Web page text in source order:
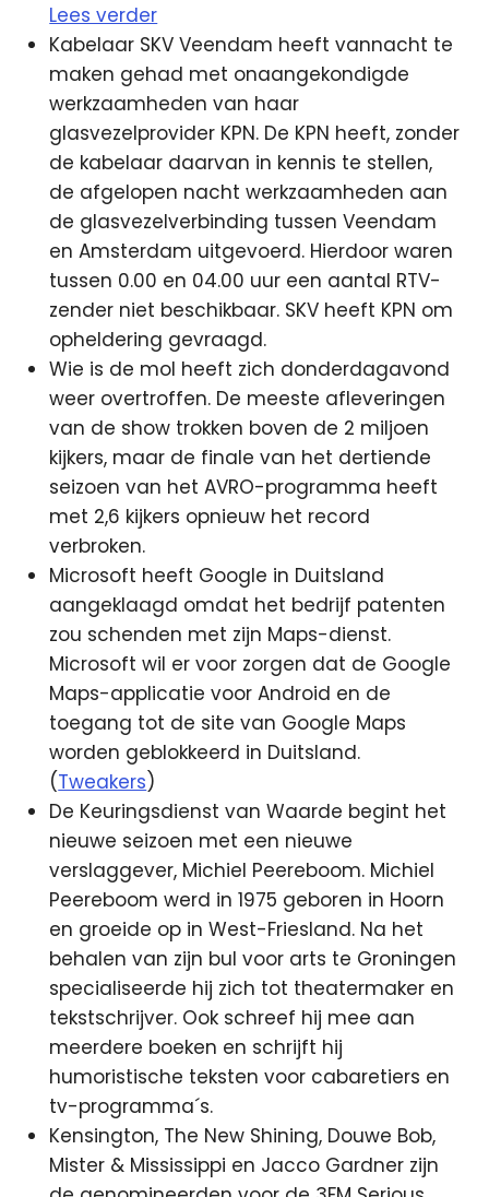
Lees verder
Kabelaar SKV Veendam heeft vannacht te
maken gehad met onaangekondigde
werkzaamheden van haar
glasvezelprovider KPN. De KPN heeft, zonder
de kabelaar daarvan in kennis te stellen,
de afgelopen nacht werkzaamheden aan
de glasvezelverbinding tussen Veendam
en Amsterdam uitgevoerd. Hierdoor waren
tussen 0.00 en 04.00 uur een aantal RTV-
zender niet beschikbaar. SKV heeft KPN om
opheldering gevraagd.
Wie is de mol heeft zich donderdagavond
weer overtroffen. De meeste afleveringen
van de show trokken boven de 2 miljoen
kijkers, maar de finale van het dertiende
seizoen van het AVRO-programma heeft
met 2,6 kijkers opnieuw het record
verbroken.
Microsoft heeft Google in Duitsland
aangeklaagd omdat het bedrijf patenten
zou schenden met zijn Maps-dienst.
Microsoft wil er voor zorgen dat de Google
Maps-applicatie voor Android en de
toegang tot de site van Google Maps
worden geblokkeerd in Duitsland.
(Tweakers)
De Keuringsdienst van Waarde begint het
nieuwe seizoen met een nieuwe
verslaggever, Michiel Peereboom. Michiel
Peereboom werd in 1975 geboren in Hoorn
en groeide op in West-Friesland. Na het
behalen van zijn bul voor arts te Groningen
specialiseerde hij zich tot theatermaker en
tekstschrijver. Ook schreef hij mee aan
meerdere boeken en schrijft hij
humoristische teksten voor cabaretiers en
tv-programma´s.
Kensington, The New Shining, Douwe Bob,
Mister & Mississippi en Jacco Gardner zijn